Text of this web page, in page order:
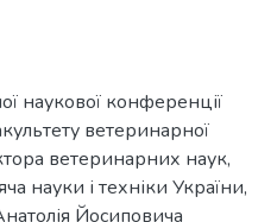
наукової конференції
ветеринарної
ветеринарних наук,
науки і техніки України,
Йосиповича